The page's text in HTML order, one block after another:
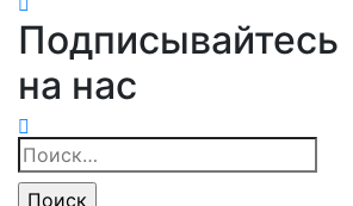
Подписывайтесь
на нас
Найти: